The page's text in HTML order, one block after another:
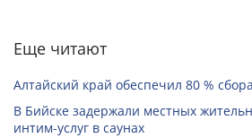
Еще читают
Алтайский край обеспечил 80 %
В Бийске задержали местных
интим-услуг в саунах